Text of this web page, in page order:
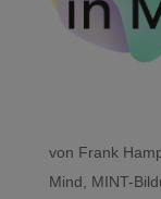
von Frank
Mind, MINT-